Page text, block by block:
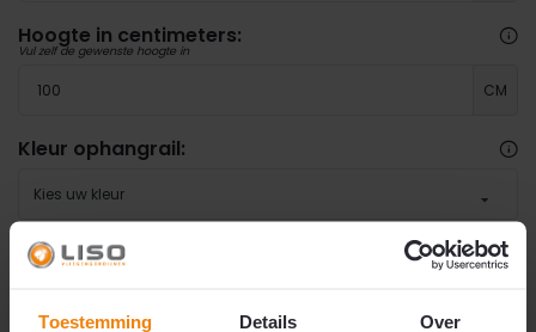
Toestemming Details Over
Hoogte in centimeters:
Vul zelf de gewenste hoogte in
CM
Kleur ophangrail:
Kies uw kleur
Gewenste steuntjes